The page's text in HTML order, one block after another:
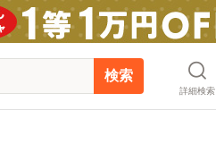
検索
詳細検索